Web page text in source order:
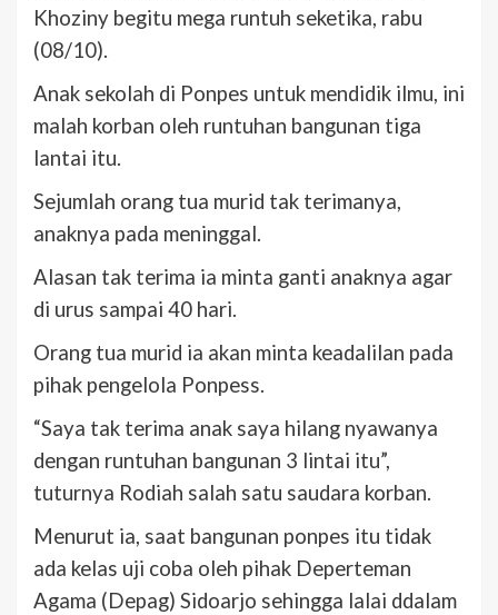
Khoziny begitu mega runtuh seketika, rabu
(08/10).
Anak sekolah di Ponpes untuk mendidik ilmu, ini
malah korban oleh runtuhan bangunan tiga
lantai itu.
Sejumlah orang tua murid tak terimanya,
anaknya pada meninggal.
Alasan tak terima ia minta ganti anaknya agar
di urus sampai 40 hari.
Orang tua murid ia akan minta keadalilan pada
pihak pengelola Ponpess.
“Saya tak terima anak saya hilang nyawanya
dengan runtuhan bangunan 3 lintai itu”,
tuturnya Rodiah salah satu saudara korban.
Menurut ia, saat bangunan ponpes itu tidak
ada kelas uji coba oleh pihak Deperteman
Agama (Depag) Sidoarjo sehingga lalai ddalam